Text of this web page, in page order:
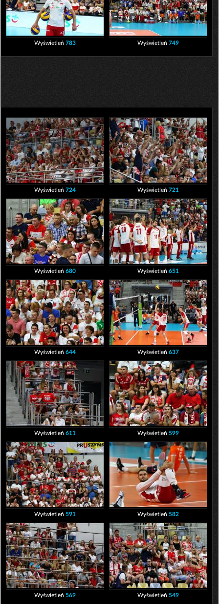
Wyświetleń 783 Wyświetleń 749
Wyświetleń 724 Wyświetleń 721
Wyświetleń 680 Wyświetleń 651
Wyświetleń 644 Wyświetleń 637
Wyświetleń 611 Wyświetleń 599
Wyświetleń 591 Wyświetleń 582
Wyświetleń 569 Wyświetleń 549